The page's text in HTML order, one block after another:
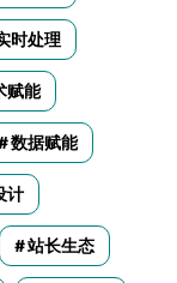
时处理
赋能
数据赋能
计
站长生态